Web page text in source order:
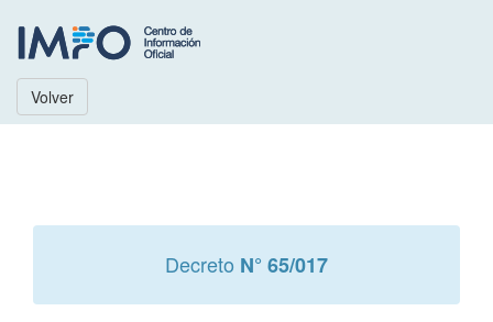
Volver
Decreto N° 65/017